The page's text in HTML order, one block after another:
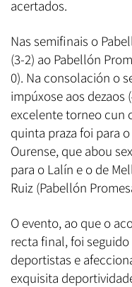
acertados.
Nas semifinais o
(3-2) ao Pabellón
0). Na consolación o
impúxose aos dezaos
excelente torneo cun
quinta praza foi para
Ourense, que abou
para o Lalín e o de
Ruiz (Pabellón
O evento, ao que o
recta final, foi
deportistas e
exquisita